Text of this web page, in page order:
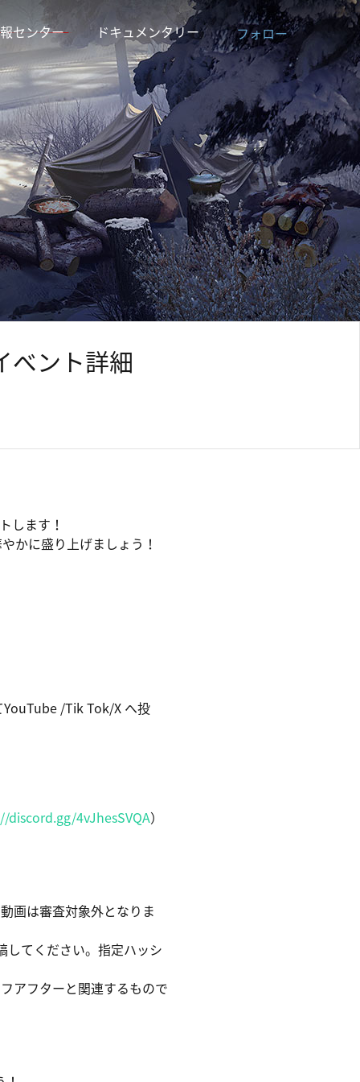
センター ドキュメンタリー フォロー
ベント詳細
します！
かに盛り上げましょう！
YouTube /Tik Tok/X へ投
discord.gg/4vJhesSVQA）
画は審査対象外となりま
してください。指定ハッシ
アフターと関連するもので